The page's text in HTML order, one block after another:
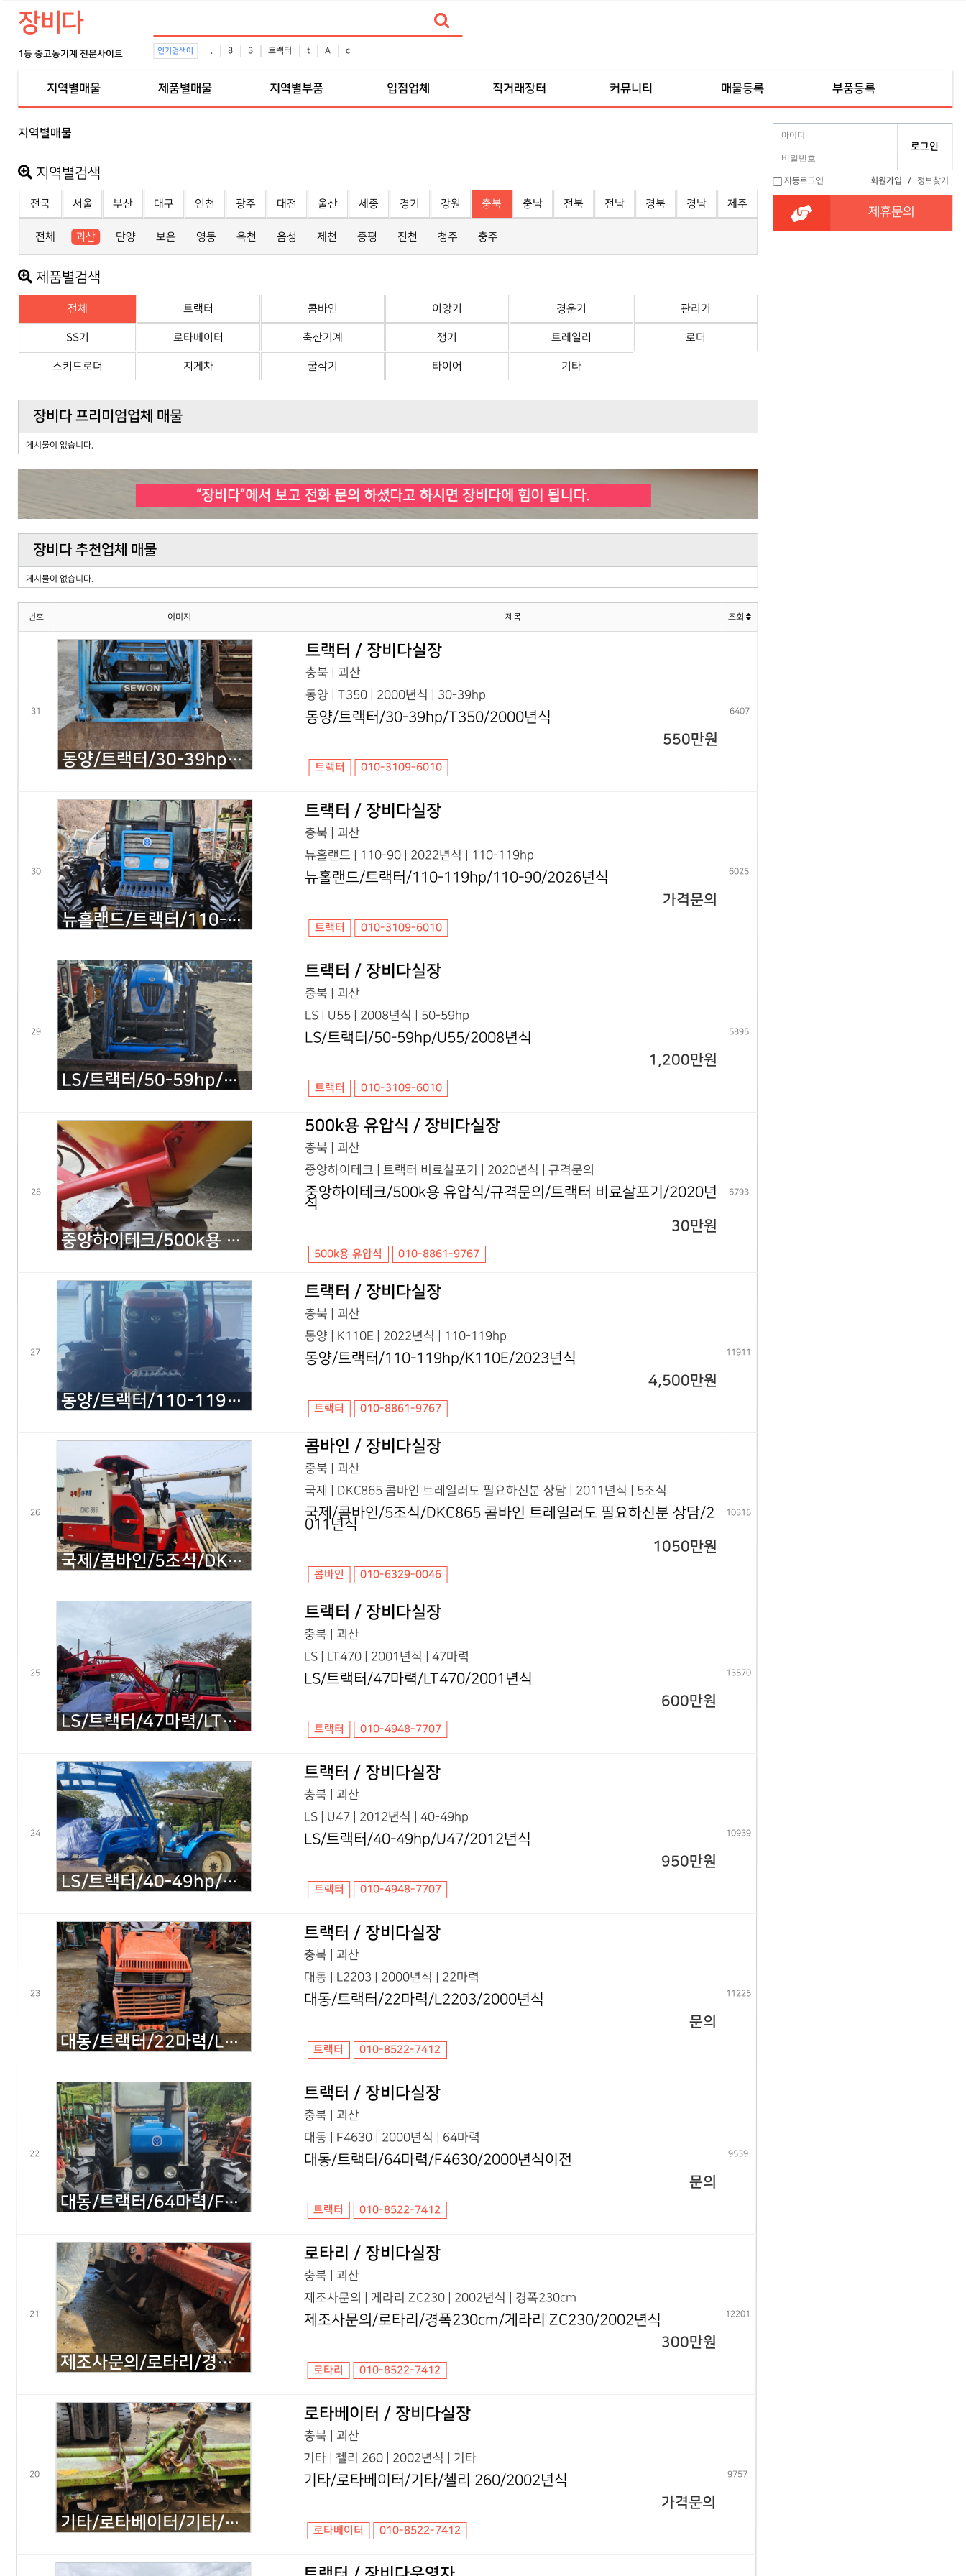
장비다
1등 중고농기계 전문사이트 인기검색어 . 8 3 트랙터 t A c
지역별매물 제품별매물 지역별부품 입점업체 직거래장터 커뮤니티 매물등록 부품등록
지역별매물
지역별검색
전국 서울 부산 대구 인천 광주 대전 울산 세종 경기 강원 충북 충남 전북 전남 경북 경남 제주
전체 괴산 단양 보은 영동 옥천 음성 제천 증평 진천 청주 충주
제품별검색
전체 트랙터 콤바인 이앙기 경운기 관리기
SS기 로타베이터 축산기계 쟁기 트레일러 로더
스키드로더 지게차 굴삭기 타이어 기타
장비다 프리미엄업체 매물
게시물이 없습니다.
장비다 추천업체 매물
게시물이 없습니다.
번호 이미지 제목 조회
31
동양/트랙터/30-39hp/T350/2000년식
트랙터 / 장비다실장
충북 | 괴산
동양 | T350 | 2000년식 | 30-39hp
동양/트랙터/30-39hp/T350/2000년식
550만원
트랙터 010-3109-6010
6407
30
뉴홀랜드/트랙터/110-119hp/110-90/2026년식
트랙터 / 장비다실장
충북 | 괴산
뉴홀랜드 | 110-90 | 2022년식 | 110-119hp
뉴홀랜드/트랙터/110-119hp/110-90/2026년식
가격문의
트랙터 010-3109-6010
6025
29
LS/트랙터/50-59hp/U55/2008년식
트랙터 / 장비다실장
충북 | 괴산
LS | U55 | 2008년식 | 50-59hp
LS/트랙터/50-59hp/U55/2008년식
1,200만원
트랙터 010-3109-6010
5895
28
중앙하이테크/500k용 유압식/규격문의/트랙터 비료살포기/2020년식
500k용 유압식 / 장비다실장
충북 | 괴산
중앙하이테크 | 트랙터 비료살포기 | 2020년식 | 규격문의
중앙하이테크/500k용 유압식/규격문의/트랙터 비료살포기/2020년
식
30만원
500k용 유압식 010-8861-9767
6793
27
동양/트랙터/110-119hp/K110E/2023년식
트랙터 / 장비다실장
충북 | 괴산
동양 | K110E | 2022년식 | 110-119hp
동양/트랙터/110-119hp/K110E/2023년식
4,500만원
트랙터 010-8861-9767
11911
26
국제/콤바인/5조식/DKC865 콤바인 트레일러도 필요하신분 상담/2011년식
콤바인 / 장비다실장
충북 | 괴산
국제 | DKC865 콤바인 트레일러도 필요하신분 상담 | 2011년식 | 5조식
국제/콤바인/5조식/DKC865 콤바인 트레일러도 필요하신분 상담/2
011년식
1050만원
콤바인 010-6329-0046
10315
25
LS/트랙터/47마력/LT470/2001년식
트랙터 / 장비다실장
충북 | 괴산
LS | LT470 | 2001년식 | 47마력
LS/트랙터/47마력/LT470/2001년식
600만원
트랙터 010-4948-7707
13570
24
LS/트랙터/40-49hp/U47/2012년식
트랙터 / 장비다실장
충북 | 괴산
LS | U47 | 2012년식 | 40-49hp
LS/트랙터/40-49hp/U47/2012년식
950만원
트랙터 010-4948-7707
10939
23
대동/트랙터/22마력/L2203/2000년식
트랙터 / 장비다실장
충북 | 괴산
대동 | L2203 | 2000년식 | 22마력
대동/트랙터/22마력/L2203/2000년식
문의
트랙터 010-8522-7412
11225
22
대동/트랙터/64마력/F4630/2000년식이전
트랙터 / 장비다실장
충북 | 괴산
대동 | F4630 | 2000년식 | 64마력
대동/트랙터/64마력/F4630/2000년식이전
문의
트랙터 010-8522-7412
9539
21
제조사문의/로타리/경폭230cm/게라리 ZC230/2002년식
로타리 / 장비다실장
충북 | 괴산
제조사문의 | 게라리 ZC230 | 2002년식 | 경폭230cm
제조사문의/로타리/경폭230cm/게라리 ZC230/2002년식
300만원
로타리 010-8522-7412
12201
20
기타/로타베이터/기타/첼리 260/2002년식
로타베이터 / 장비다실장
충북 | 괴산
기타 | 첼리 260 | 2002년식 | 기타
기타/로타베이터/기타/첼리 260/2002년식
가격문의
로타베이터 010-8522-7412
9757
자동로그인 회원가입 / 정보찾기
제휴문의